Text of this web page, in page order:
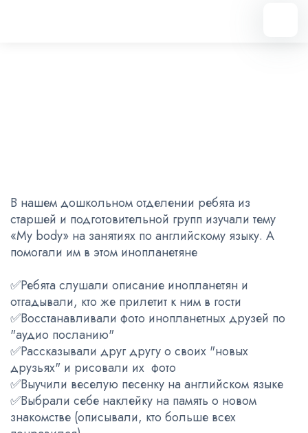
В нашем дошкольном отделении ребята из
старшей и подготовительной групп изучали тему
«My body» на занятиях по английскому языку. А
помогали им в этом инопланетяне
✅Ребята слушали описание инопланетян и
отгадывали, кто же прилетит к ним в гости
✅Восстанавливали фото инопланетных друзей по
"аудио посланию"
✅Рассказывали друг другу о своих "новых
друзьях" и рисовали их фото
✅Выучили веселую песенку на английском языке
✅Выбрали себе наклейку на память о новом
знакомстве (описывали, кто больше всех